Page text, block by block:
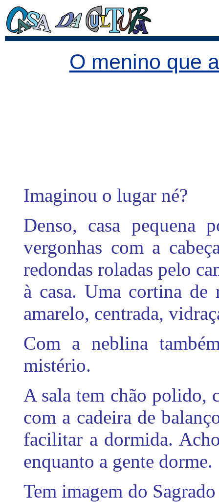
O menino que
Imaginou o lugar né?
Denso, casa pequena
vergonhas com a
redondas roladas pelo
à casa. Uma cortina
amarelo, centrada,
Com a neblina
mistério.
A sala tem chão polido,
com a cadeira de
facilitar a dormida.
enquanto a gente dorme.
Tem imagem do